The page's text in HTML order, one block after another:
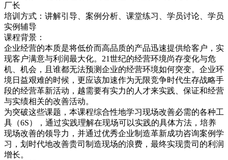
厂长
培训方式：讲解引导、案例分析、课堂练习、学员讨论、学员
实例辅导
课程背景：
企业经营的本质是将低价而高品质的产品迅速提供给客户，实
现客户满意与利润最大化。21世纪的经营环境尚存变化与危
机、机会，且谁都无法预测企业的经营环境如何突变。企业环
境日益艰难的时候，更应该加速作为无限竞争时代生存战略手
段的经营革新活动，越需要有实力的人才来实践、保证和经营
与实绩相关的改善活动。
为突破这些课题，本课程综合性地学习现场改善必需的各种工
具（6S），通过实践理解在现场可以实践的具体方法，培养
现场改善的领导力，并通过优秀企业制造革新成功咨询案例学
习，划时代地改善贵司制造现场的浪费，最终实现贵司的利润
增长。